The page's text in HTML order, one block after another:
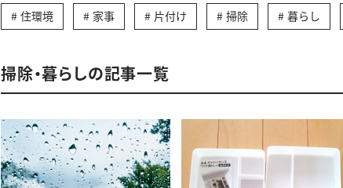
住環境 家事 片付け 掃除 暮らし
掃除・暮らしの記事一覧